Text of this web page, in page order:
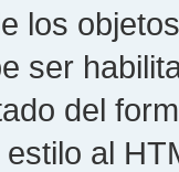
los
ser
del
al